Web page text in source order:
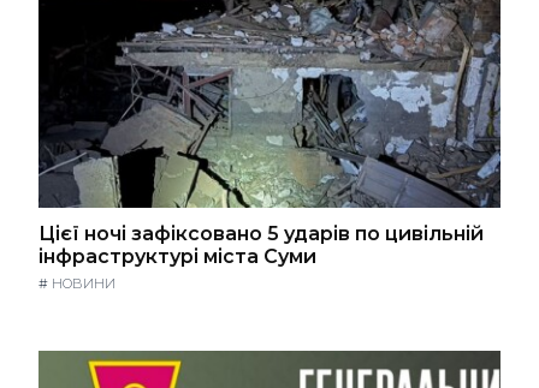
Цієї ночі зафіксовано 5 ударів по цивільній
інфраструктурі міста Суми
# НОВИНИ